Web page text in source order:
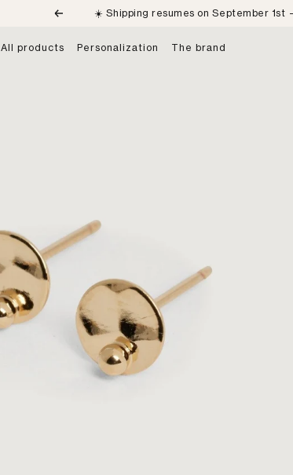
Previous ☀️ Shipping resumes on September 1st
All products Personalization The brand